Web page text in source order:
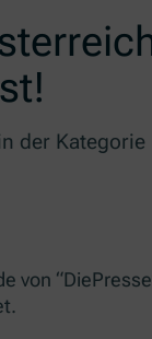
der Kategorie
von